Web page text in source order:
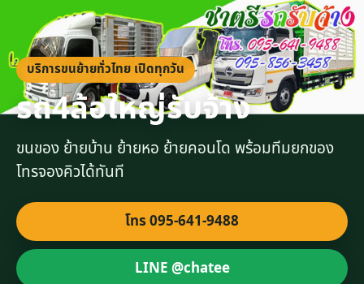
บริการขนย้ายทั่วไทย เปิดทุกวัน
รถ4ล้อใหญ่รับจ้าง
ขนของ ย้ายบ้าน ย้ายหอ ย้ายคอนโด พร้อมทีมยกของ
โทรจองคิวได้ทันที
โทร 095-641-9488
LINE @chatee